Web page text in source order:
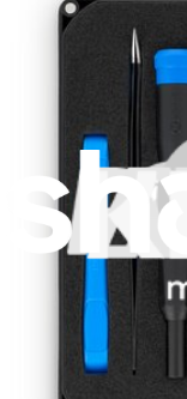
Mit gutem Gefühl
Alle unsere Produkte
durch
Schneller Versand
Versand innerhalb
Wochenenden und